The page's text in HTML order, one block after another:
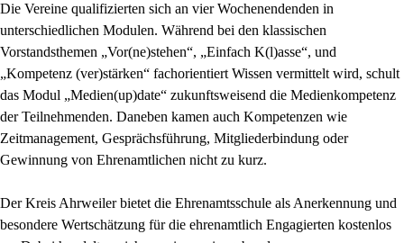
Die Vereine qualifizierten sich an vier Wochenendenden in
unterschiedlichen Modulen. Während bei den klassischen
Vorstandsthemen „Vor(ne)stehen“, „Einfach K(l)asse“, und
„Kompetenz (ver)stärken“ fachorientiert Wissen vermittelt wird, schult
das Modul „Medien(up)date“ zukunftsweisend die Medienkompetenz
der Teilnehmenden. Daneben kamen auch Kompetenzen wie
Zeitmanagement, Gesprächsführung, Mitgliederbindung oder
Gewinnung von Ehrenamtlichen nicht zu kurz.
Der Kreis Ahrweiler bietet die Ehrenamtsschule als Anerkennung und
besondere Wertschätzung für die ehrenamtlich Engagierten kostenlos